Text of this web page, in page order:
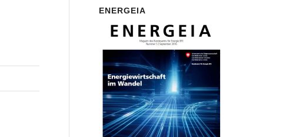
ENERGEIA